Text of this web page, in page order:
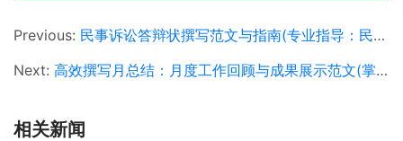
Previous: 民事诉讼答辩状撰写范文与指南(专业指导：民事诉讼答辩状撰写技巧及示例分析)
Next: 高效撰写月总结：月度工作回顾与成果展示范文(掌握月总结写作技巧，提升个人职业形象的长尾指南)
相关新闻